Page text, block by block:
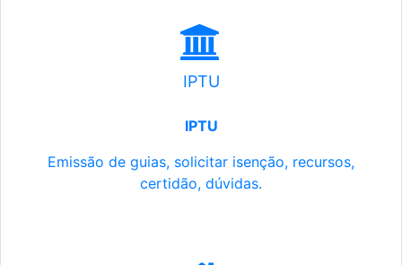
IPTU
IPTU
Emissão de guias, solicitar isenção, recursos,
certidão, dúvidas.